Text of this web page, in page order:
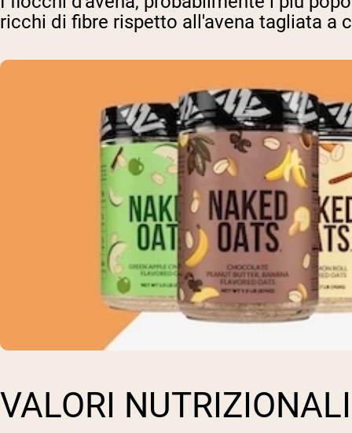
ricchi di fibre rispetto all'avena tagliata a
VALORI